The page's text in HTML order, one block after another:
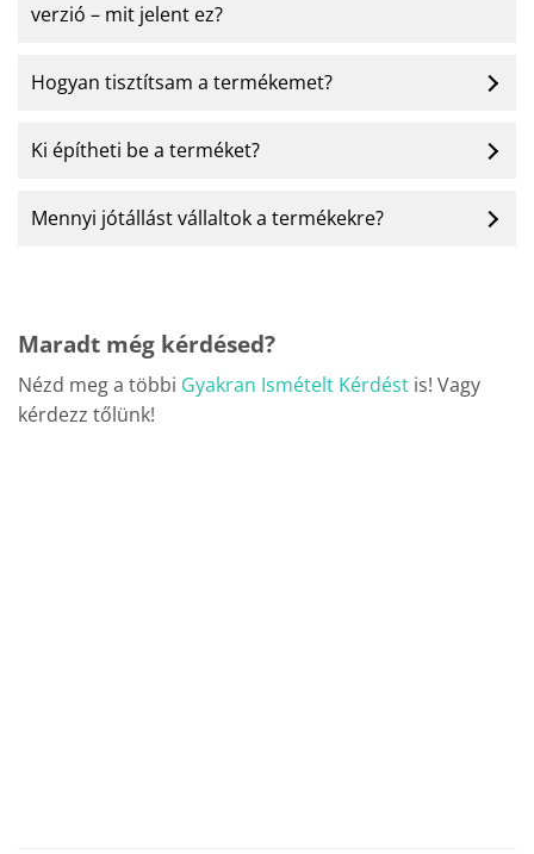
verzió – mit jelent ez?
Hogyan tisztítsam a termékemet?
Ki építheti be a terméket?
Mennyi jótállást vállaltok a termékekre?
Maradt még kérdésed?
Nézd meg a többi Gyakran Ismételt Kérdést is! Vagy
kérdezz tőlünk!